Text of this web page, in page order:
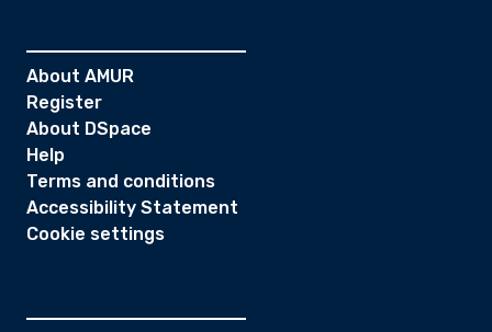
About AMUR
Register
About DSpace
Help
Terms and conditions
Accessibility Statement
Cookie settings